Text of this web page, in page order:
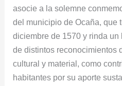
asocie a la solemne
del municipio de Ocaña, que
diciembre de 1570 y rinda
de distintos reconocimientos
cultural y material, como
habitantes por su aporte